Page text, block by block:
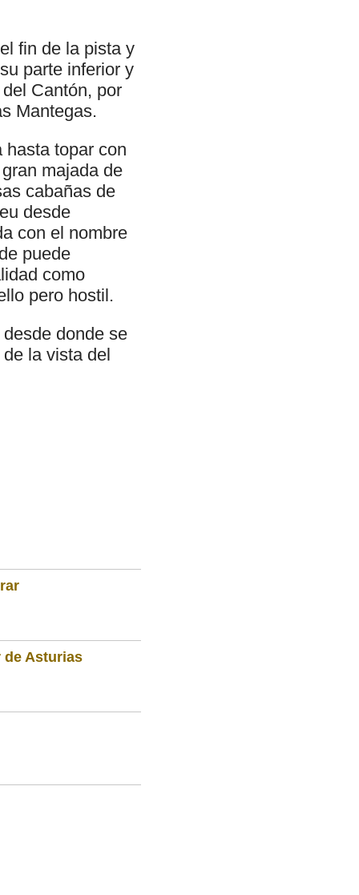
fin de la pista y
parte inferior y
Cantón, por
Mantegas.
hasta topar con
majada de
cabañas de
desde
con el nombre
puede
como
pero hostil.
donde se
la vista del
de Asturias